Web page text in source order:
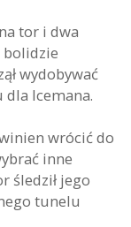
tor i dwa
bolidzie
wydobywać
dla Icemana.
wrócić do
inne
śledził jego
tunelu